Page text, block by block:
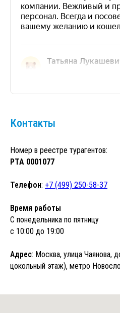
Контакты
Номер в реестре турагентов:
РТА 0001077
Телефон: +7 (499) 250-58-37
Время работы
С понедельника по пятницу
с 10:00 до 19:00
Адрес: Москва, улица Чаянова,
цокольный этаж), метро